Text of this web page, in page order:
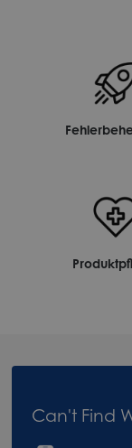
Can't Find